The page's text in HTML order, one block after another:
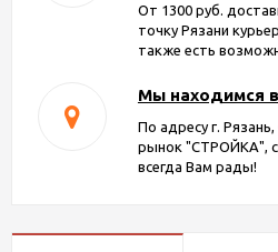
От 1300 руб.
точку Рязани
также есть
Мы находимся
По адресу г.
рынок "СТРОЙКА",
всегда Вам рады!